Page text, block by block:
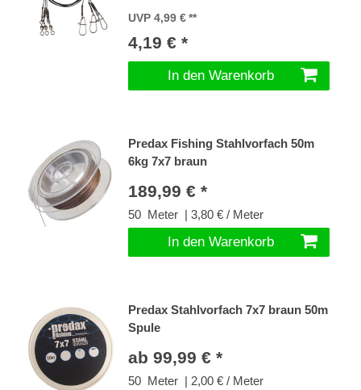
UVP 4,99 €
4,19 € *
In den Warenkorb
Predax Fishing Stahlvorfach 50m
6kg 7x7 braun
189,99 € *
50 Meter | 3,80 € / Meter
In den Warenkorb
Predax Stahlvorfach 7x7 braun 50m
Spule
ab 99,99 € *
50 Meter | 2,00 € / Meter